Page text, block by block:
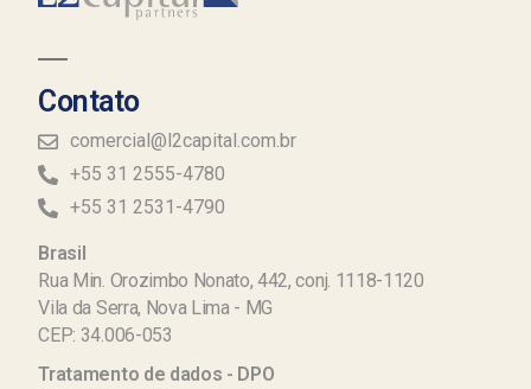
Contato
comercial@l2capital.com.br
+55 31 2555-4780
+55 31 2531-4790
Brasil
Rua Min. Orozimbo Nonato, 442, conj. 1118-1120
Vila da Serra, Nova Lima - MG
CEP: 34.006-053
Tratamento de dados - DPO